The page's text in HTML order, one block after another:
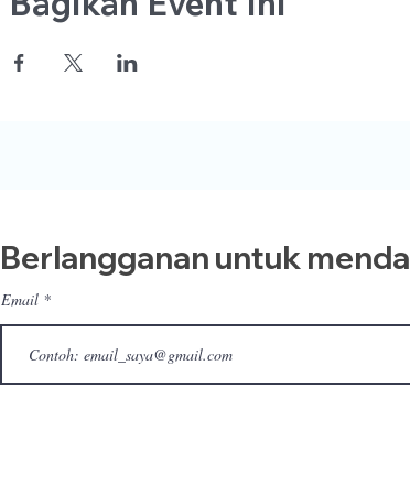
Berlangganan untuk
Email